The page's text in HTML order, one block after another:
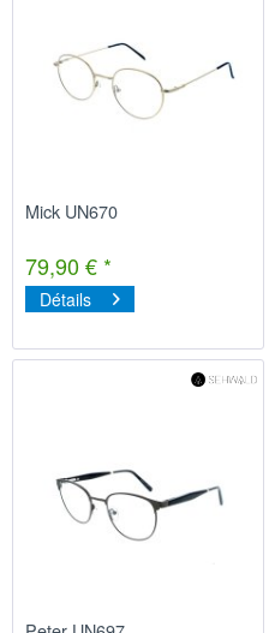
Mick UN670
79,90 € *
Détails